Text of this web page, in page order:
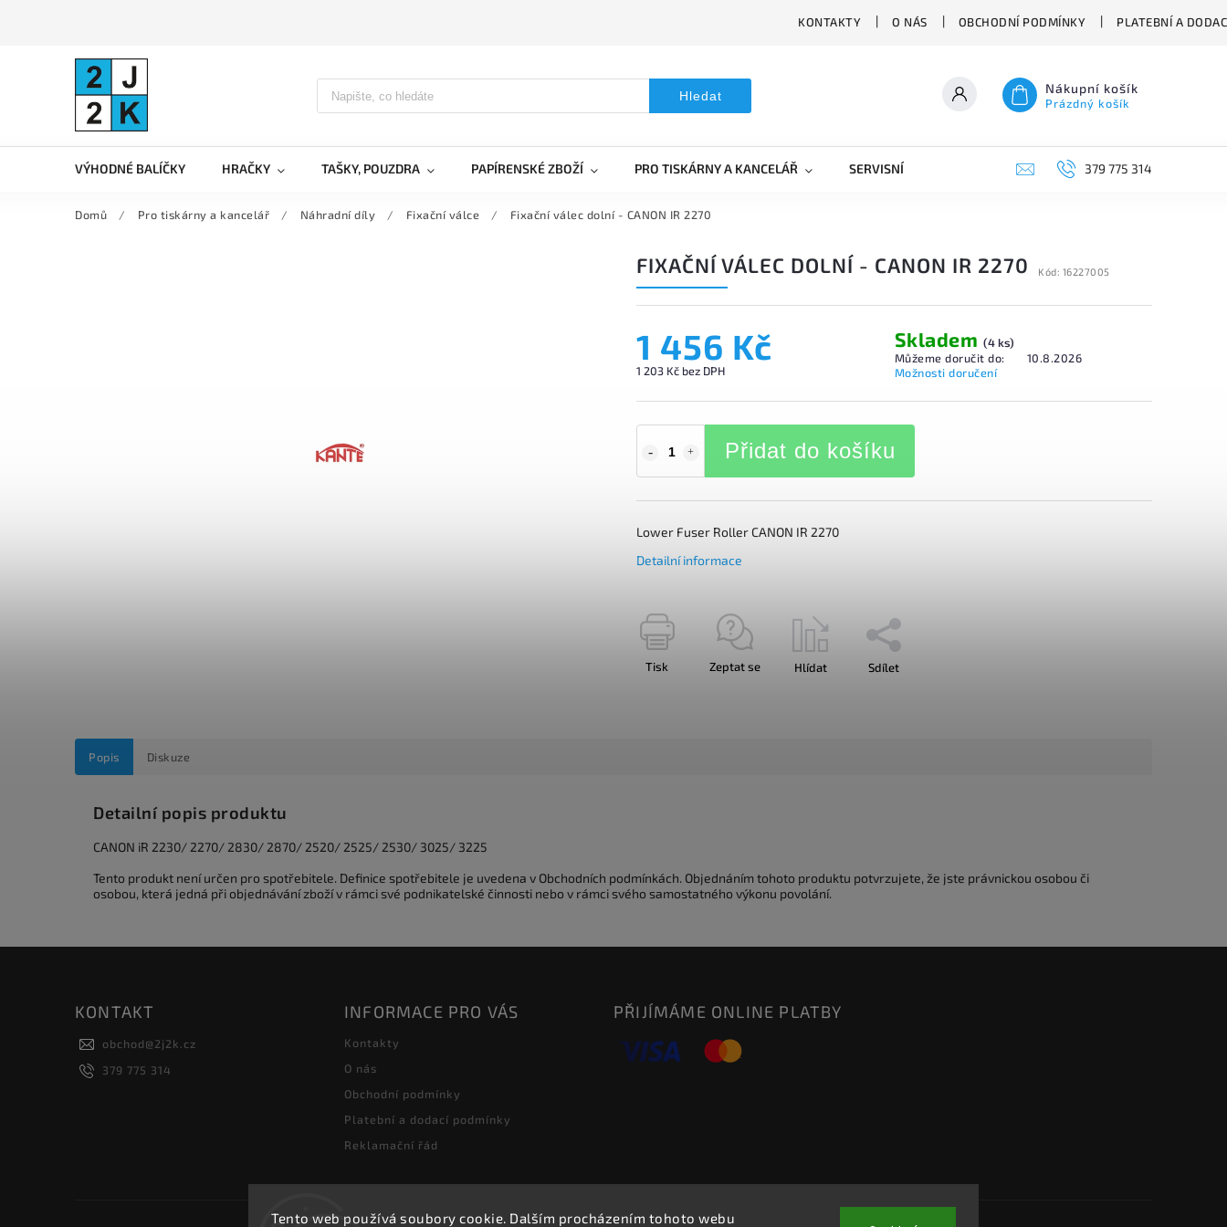
Tento web používá soubory cookie. Dalším procházením tohoto webu
KONTAKTY O NÁS OBCHODNÍ PODMÍNKY PLATEBNÍ A
Hledat Nákupní košík
Prázdný košík
VÝHODNÉ BALÍČKY HRAČKY TAŠKY, POUZDRA PAPÍRENSKÉ ZBOŽÍ PRO TISKÁRNY A KANCELÁŘ SERVISNÍ VYSAVAČE 379 775 314
Domů / Pro tiskárny a kancelář / Náhradní díly / Fixační válce / Fixační válec dolní - CANON IR 2270
FIXAČNÍ VÁLEC DOLNÍ - CANON IR 2270 Kód: 16227005
1 456 Kč
1 203 Kč bez DPH
Skladem (4 ks)
Můžeme doručit do:
10.8.2026
Možnosti doručení
Přidat do košíku
Lower Fuser Roller CANON IR 2270
Detailní informace
Tisk Zeptat se Hlídat Sdílet
Popis Diskuze
Detailní popis produktu
CANON iR 2230/ 2270/ 2830/ 2870/ 2520/ 2525/ 2530/ 3025/ 3225
Tento produkt není určen pro spotřebitele. Definice spotřebitele je uvedena v Obchodních podmínkách. Objednáním tohoto produktu potvrzujete, že jste právnickou osobou či
osobou, která jedná při objednávání zboží v rámci své podnikatelské činnosti nebo v rámci svého samostatného výkonu povolání.
KONTAKT
obchod@2j2k.cz
379 775 314
INFORMACE PRO VÁS
Kontakty
O nás
Obchodní podmínky
Platební a dodací podmínky
Reklamační řád
PŘIJÍMÁME ONLINE PLATBY